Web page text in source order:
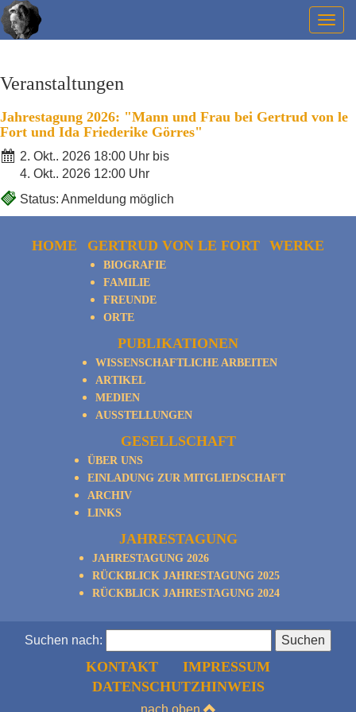
Veranstaltungen
Jahrestagung 2026: "Mann und Frau bei Gertrud von le
Fort und Ida Friederike Görres"
2. Okt.. 2026 18:00 Uhr bis
4. Okt.. 2026 12:00 Uhr
Status: Anmeldung möglich
HOME GERTRUD VON LE FORT
BIOGRAFIE
FAMILIE
FREUNDE
ORTE
WERKE
PUBLIKATIONEN
WISSENSCHAFTLICHE ARBEITEN
ARTIKEL
MEDIEN
AUSSTELLUNGEN
GESELLSCHAFT
ÜBER UNS
EINLADUNG ZUR MITGLIEDSCHAFT
ARCHIV
LINKS
JAHRESTAGUNG
JAHRESTAGUNG 2026
RÜCKBLICK JAHRESTAGUNG 2025
RÜCKBLICK JAHRESTAGUNG 2024
Suchen nach:
KONTAKT
IMPRESSUM
DATENSCHUTZHINWEIS
nach oben